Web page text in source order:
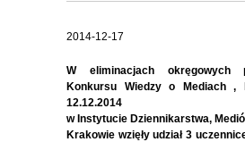
2014-12-17
W eliminacjach okręgowych
Konkursu Wiedzy o Mediach ,
12.12.2014
w Instytucie Dziennikarstwa,
Krakowie wzięły udział 3